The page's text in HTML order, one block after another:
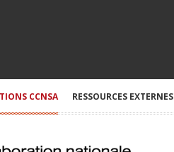
CCNSA RESSOURCES EXTERNES